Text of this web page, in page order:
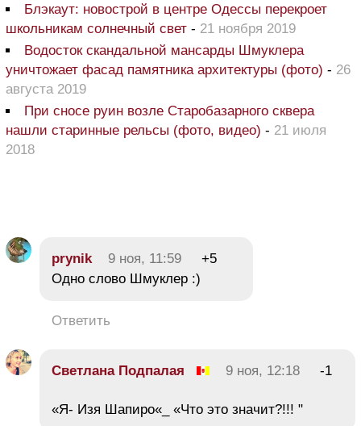
Блэкаут: новострой в центре Одессы перекроет
школьникам солнечный свет - 21 ноября 2019
Водосток скандальной мансарды Шмуклера
уничтожает фасад памятника архитектуры (фото) - 26
августа 2019
При сносе руин возле Старобазарного сквера
нашли старинные рельсы (фото, видео) - 21 июля
2018
prynik 9 ноя, 11:59
+5
Одно слово Шмуклер :)
Ответить
Светлана Подпалая 9 ноя, 12:18 -1
«Я- Изя Шапиро«_ «Что это значит?!!! "